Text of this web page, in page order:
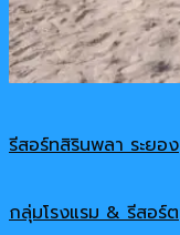
รีสอร์ทสิรินพลา ระยอง
กลุ่มโรงแรม & รีสอร์ต